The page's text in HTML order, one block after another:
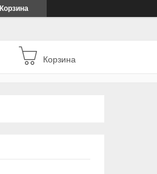
Корзина
Корзина